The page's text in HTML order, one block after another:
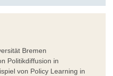
Bremen
Politikdiffusion in
von Policy Learning in